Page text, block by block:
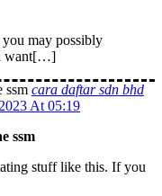
may possibly
want[…]
cara daftar sdn bhd
At 05:19
ssm
stuff like this. If you